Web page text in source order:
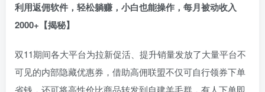
利用返佣软件，轻松躺赚，小白也能操作，每月被动收入
2000+【揭秘】
双11期间各大平台为拉新促活、提升销量发放了大量平台不
可见的内部隐藏优惠券，借助高佣联盟不仅可自行领券下单
省钱，还可将高性价比商品转发到自建羊毛群，有人下单即